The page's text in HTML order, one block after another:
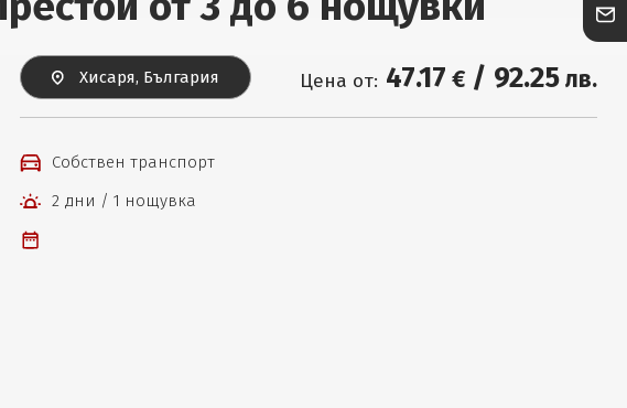
Хисаря, България Цена от: 47.17 € / 92.25лв.
Собствен транспорт
2 дни / 1 нощувка